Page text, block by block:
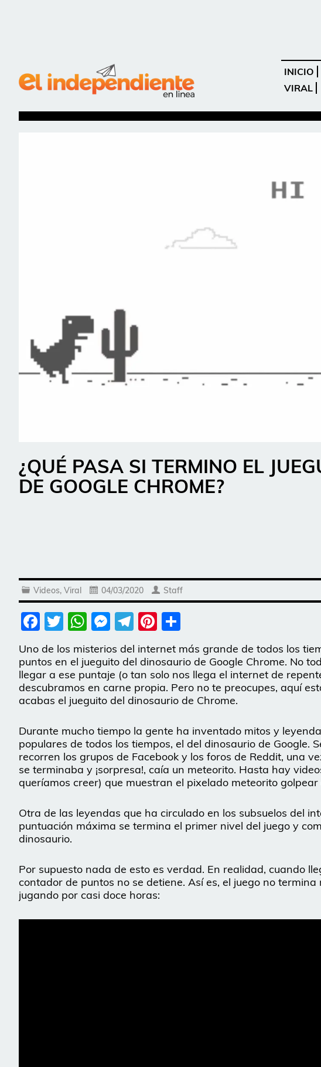
INICIO
VIRAL
¿QUÉ PASA SI TERMINO EL
DE GOOGLE CHROME?
Videos, Viral 04/03/2020 Staff
Facebook
Twitter
WhatsApp
Messenger
Telegram
Pinterest
Uno de los misterios del internet más grande de todos los
puntos en el jueguito del dinosaurio de Google Chrome. No
llegar a ese puntaje (o tan solo nos llega el internet de
descubramos en carne propia. Pero no te preocupes, aquí
acabas el jueguito del dinosaurio de Chrome.
Durante mucho tiempo la gente ha inventado mitos y
populares de todos los tiempos, el del dinosaurio de Google.
recorren los grupos de Facebook y los foros de Reddit, una
se terminaba y ¡sorpresa!, caía un meteorito. Hasta hay
queríamos creer) que muestran el pixelado meteorito
Otra de las leyendas que ha circulado en los subsuelos del
puntuación máxima se termina el primer nivel del juego y
dinosaurio.
Por supuesto nada de esto es verdad. En realidad, cuando
contador de puntos no se detiene. Así es, el juego no
jugando por casi doce horas: